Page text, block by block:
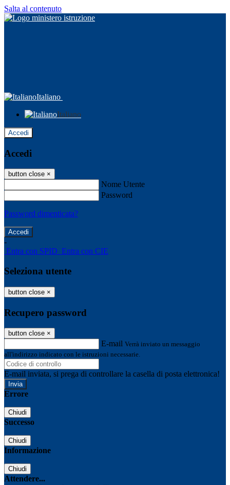
Salta al contenuto
Italiano
Italiano
Accedi
Accedi
button close ×
Nome Utente
Password
Password dimenticata?
-
Entra con SPID Entra con CIE
Seleziona utente
button close ×
Recupero password
button close ×
E-mail Verrà inviato un messaggio
all'indirizzo indicato con le istruzioni necessarie.
E-mail inviata, si prega di controllare la casella di posta elettronica!
Errore
Chiudi
Successo
Chiudi
Informazione
Chiudi
Attendere...